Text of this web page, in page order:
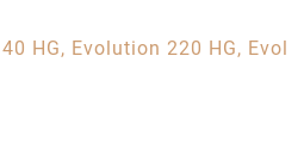
HG, Evolution 220 HG,